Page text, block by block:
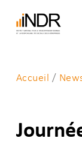
Accueil /